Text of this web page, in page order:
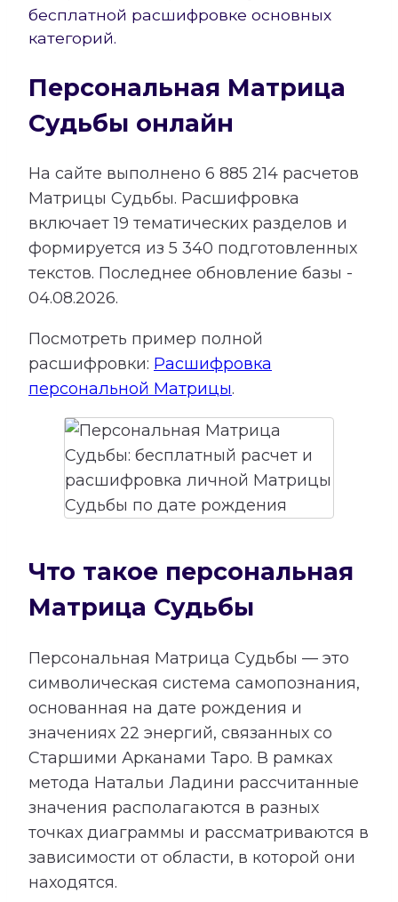
бесплатной расшифровке основных
категорий.
Персональная Матрица
Судьбы онлайн
На сайте выполнено 6 885 214 расчетов
Матрицы Судьбы. Расшифровка
включает19 тематических разделов и
формируется из 5 340 подготовленных
текстов. Последнее обновление базы -
04.08.2026.
Посмотреть пример полной
расшифровки: Расшифровка
персональной Матрицы.
Что такое персональная
Матрица Судьбы
Персональная Матрица Судьбы — это
символическая система самопознания,
основанная на дате рождения и
значениях 22 энергий, связанных со
Старшими Арканами Таро. В рамках
метода Натальи Ладини рассчитанные
значения располагаются в разных
точках диаграммы и рассматриваются в
зависимости от области, в которой они
находятся.